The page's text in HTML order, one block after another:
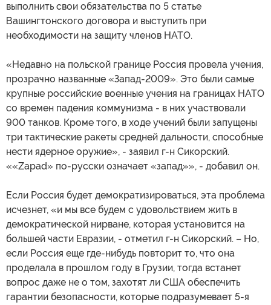
выполнить свои обязательства по 5 статье
Вашингтонского договора и выступить при
необходимости на защиту членов НАТО.
«Недавно на польской границе Россия провела учения,
прозрачно названные «Запад-2009». Это были самые
крупные российские военные учения на границах НАТО
со времен падения коммунизма - в них участвовали
900 танков. Кроме того, в ходе учений были запущены
три тактические ракеты средней дальности, способные
нести ядерное оружие», - заявил г-н Сикорский.
««Zapad» по-русски означает «запад»», - добавил он.
Если Россия будет демократизироваться, эта проблема
исчезнет, «и мы все будем с удовольствием жить в
демократической нирване, которая установится на
большей части Евразии, - отметил г-н Сикорский. – Но,
если Россия еще где-нибудь повторит то, что она
проделала в прошлом году в Грузии, тогда встанет
вопрос даже не о том, захотят ли США обеспечить
гарантии безопасности, которые подразумевает 5-я